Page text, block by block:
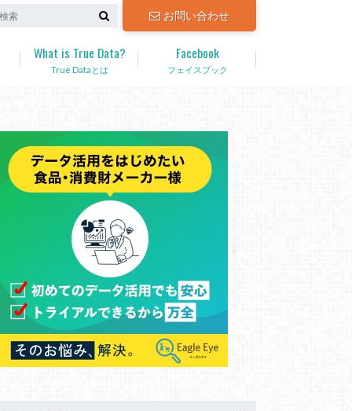
お問い合わせ
True Dataとは
What is True Data?
フェイスブック
Facebook